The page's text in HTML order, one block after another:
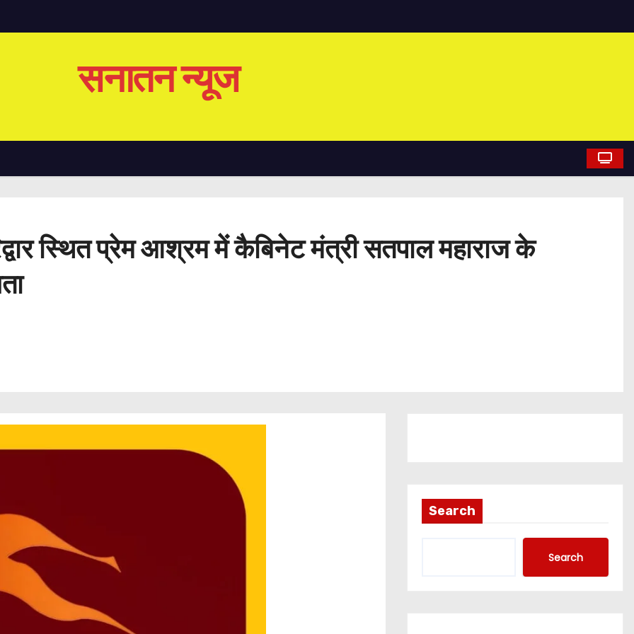
सनातन न्यूज
स्थित प्रेम आश्रम में कैबिनेट मंत्री सतपाल महाराज के
Search
Search